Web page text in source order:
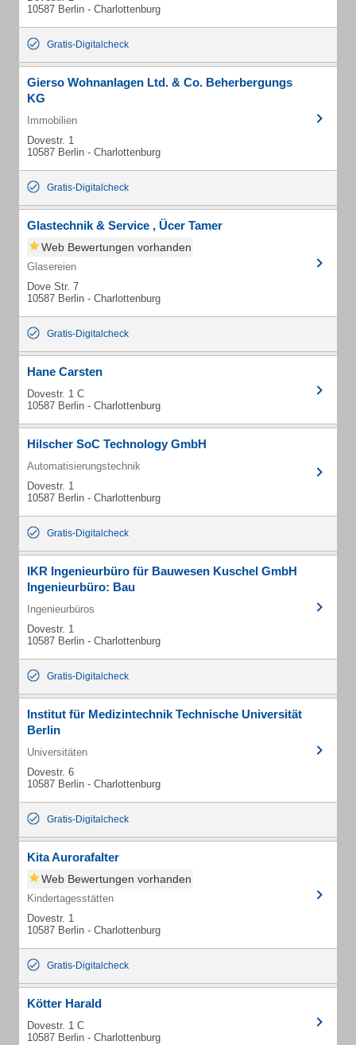
10587 Berlin - Charlottenburg
Gratis-Digitalcheck
Gierso Wohnanlagen Ltd. & Co. Beherbergungs
KG
Immobilien
Dovestr. 1
10587 Berlin - Charlottenburg
Gratis-Digitalcheck
Glastechnik & Service , Ücer Tamer
Web Bewertungen vorhanden
Glasereien
Dove Str. 7
10587 Berlin - Charlottenburg
Gratis-Digitalcheck
Hane Carsten
Dovestr. 1 C
10587 Berlin - Charlottenburg
Hilscher SoC Technology GmbH
Automatisierungstechnik
Dovestr. 1
10587 Berlin - Charlottenburg
Gratis-Digitalcheck
IKR Ingenieurbüro für Bauwesen Kuschel GmbH
Ingenieurbüro: Bau
Ingenieurbüros
Dovestr. 1
10587 Berlin - Charlottenburg
Gratis-Digitalcheck
Institut für Medizintechnik Technische Universität
Berlin
Universitäten
Dovestr. 6
10587 Berlin - Charlottenburg
Gratis-Digitalcheck
Kita Aurorafalter
Web Bewertungen vorhanden
Kindertagesstätten
Dovestr. 1
10587 Berlin - Charlottenburg
Gratis-Digitalcheck
Kötter Harald
Dovestr. 1 C
10587 Berlin - Charlottenburg